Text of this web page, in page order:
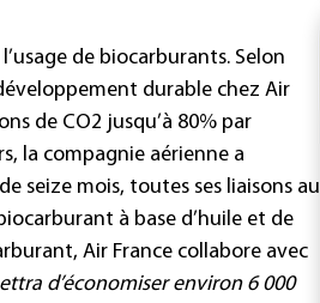
de biocarburants. Selon
durable chez Air
de CO2 jusqu’à 80% par
la compagnie aérienne a
seize mois, toutes ses liaisons au
à base d’huile et de
Air France collabore avec
d’économiser environ 6 000